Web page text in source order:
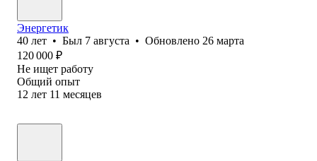
Энергетик
40 лет • Был 7 августа • Обновлено 26 марта
120 000 ₽
Не ищет работу
Общий опыт
12 лет 11 месяцев